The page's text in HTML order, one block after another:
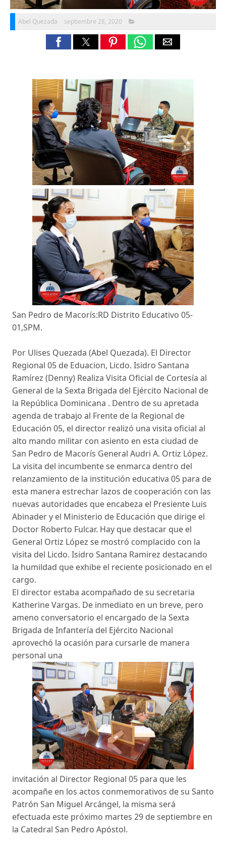
Abel Quezada septiembre 28, 2020
San Pedro de Macorís:RD Distrito Educativo 05-
01,SPM.
Por Ulises Quezada (Abel Quezada). El Director
Regional 05 de Eduacion, Licdo. Isidro Santana
Ramírez (Denny) Realiza Visita Oficial de Cortesía al
General de la Sexta Brigada del Ejército Nacional de
la República Dominicana . Dentro de su apretada
agenda de trabajo al Frente de la Regional de
Educación 05, el director realizó una visita oficial al
alto mando militar con asiento en esta ciudad de
San Pedro de Macorís General Audri A. Ortiz López.
La visita del incumbente se enmarca dentro del
relanzamiento de la institución educativa 05 para de
esta manera estrechar lazos de cooperación con las
nuevas autoridades que encabeza el Presiente Luis
Abinader y el Ministerio de Educación que dirige el
Doctor Roberto Fulcar. Hay que destacar que el
General Ortiz López se mostró complacido con la
visita del Licdo. Isidro Santana Ramirez destacando
la humildad que exhibe el reciente posicionado en el
cargo.
El director estaba acompañado de su secretaria
Katherine Vargas. De inmediato en un breve, pero
ameno conversatorio el encargado de la Sexta
Brigada de Infantería del Ejército Nacional
aprovechó la ocasión para cursarle de manera
personal una
invitación al Director Regional 05 para que les
acompañe en los actos conmemorativos de su Santo
Patrón San Miguel Arcángel, la misma será
efectuada este próximo martes 29 de septiembre en
la Catedral San Pedro Apóstol.